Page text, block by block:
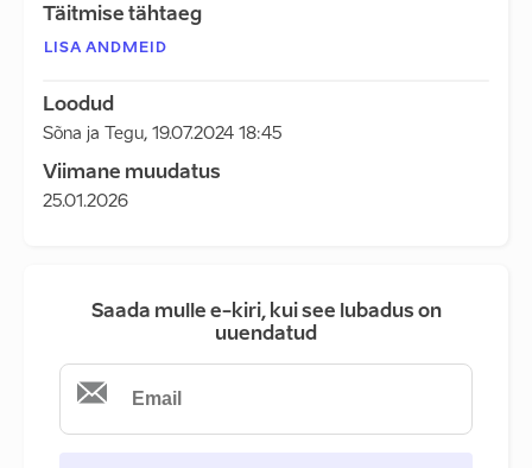
Täitmise tähtaeg
LISA ANDMEID
Loodud
Sõna ja Tegu, 19.07.2024 18:45
Viimane muudatus
25.01.2026
Saada mulle e-kiri, kui see lubadus on
uuendatud